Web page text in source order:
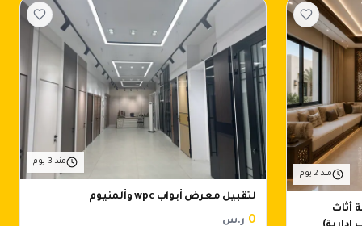
منذ 2 يوم
أثاث
منذ 3 يوم
لتقبيل معرض أبواب wpc وألمنيوم
0 ر.س